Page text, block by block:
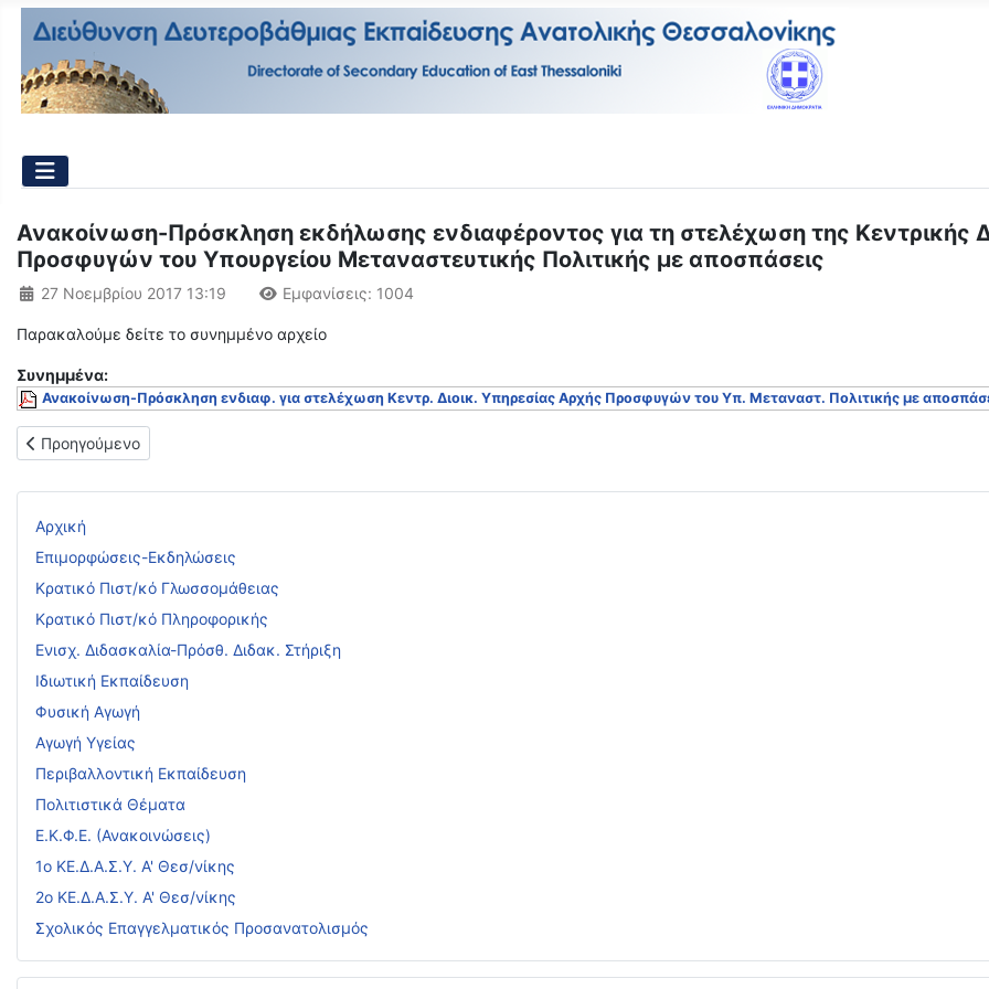
Αρχική
Επιμορφώσεις-Εκδηλώσεις
Κρατικό Πιστ/κό Γλωσσομάθειας
Κρατικό Πιστ/κό Πληροφορικής
Ενισχ. Διδασκαλία-Πρόσθ. Διδακ. Στήριξη
Ιδιωτική Εκπαίδευση
Φυσική Αγωγή
Αγωγή Υγείας
Περιβαλλοντική Εκπαίδευση
Πολιτιστικά Θέματα
Ε.Κ.Φ.Ε. (Ανακοινώσεις)
1ο ΚΕ.Δ.Α.Σ.Υ. Α' Θεσ/νίκης
2ο ΚΕ.Δ.Α.Σ.Υ. Α' Θεσ/νίκης
Σχολικός Επαγγελματικός Προσανατολισμός
Ανακοίνωση-Πρόσκληση εκδήλωσης ενδιαφέροντος για τη στελέχωση της Κεντρικής
Προσφυγών του Υπουργείου Μεταναστευτικής Πολιτικής με αποσπάσεις
Λεπτομέρειες
27 Νοεμβρίου 2017 13:19 Εμφανίσεις: 1004
Παρακαλούμε δείτε το συνημμένο αρχείο
Συνημμένα:
Ανακοίνωση-Πρόσκληση ενδιαφ. για στελέχωση Κεντρ. Διοικ. Υπηρεσίας Αρχής Προσφυγών του Υπ. Μεταναστ. Πολιτικής με
Προηγούμενο άρθρο: ΣΥΜΠΛΗΡΩΜΑΤΙΚΗ ΠΡΟΣΚΛΗΣΗ ΕΚΔΗΛΩΣΗΣ ΕΝΔΙΑΦΕΡΟΝΤΟΣ ΕΚΠΑΙΔΕΥΤΙΚΩΝ ΓΙΑ ΑΠΟΣΠΑΣΗ ΣΤΟ
Προηγούμενο